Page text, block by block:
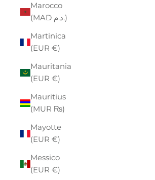
Marocco
(MAD د.م.)
Martinica
(EUR €)
Mauritania
(EUR €)
Mauritius
(MUR ₨)
Mayotte
(EUR €)
Messico
(EUR €)